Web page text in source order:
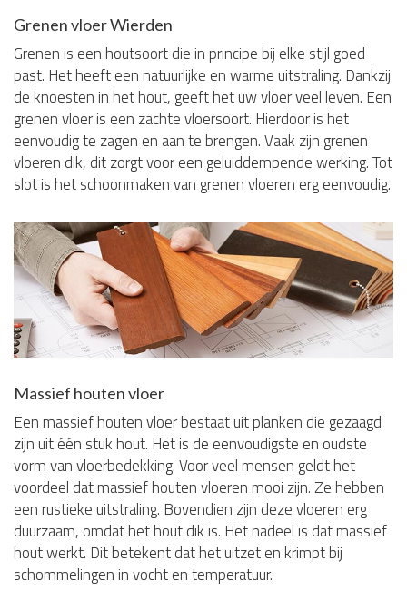
Grenen vloer Wierden
Grenen is een houtsoort die in principe bij elke stijl goed
past. Het heeft een natuurlijke en warme uitstraling. Dankzij
de knoesten in het hout, geeft het uw vloer veel leven. Een
grenen vloer is een zachte vloersoort. Hierdoor is het
eenvoudig te zagen en aan te brengen. Vaak zijn grenen
vloeren dik, dit zorgt voor een geluiddempende werking. Tot
slot is het schoonmaken van grenen vloeren erg eenvoudig.
Massief houten vloer
Een massief houten vloer bestaat uit planken die gezaagd
zijn uit één stuk hout. Het is de eenvoudigste en oudste
vorm van vloerbedekking. Voor veel mensen geldt het
voordeel dat massief houten vloeren mooi zijn. Ze hebben
een rustieke uitstraling. Bovendien zijn deze vloeren erg
duurzaam, omdat het hout dik is. Het nadeel is dat massief
hout werkt. Dit betekent dat het uitzet en krimpt bij
schommelingen in vocht en temperatuur.